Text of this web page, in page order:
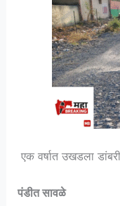
एक वर्षात उखडला
पंडीत सावळे